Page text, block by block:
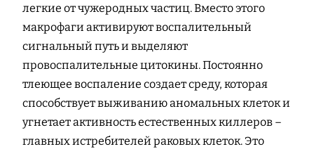
легкие от чужеродных частиц. Вместо этого
макрофаги активируют воспалительный
сигнальный путь и выделяют
провоспалительные цитокины. Постоянно
тлеющее воспаление создает среду, которая
способствует выживанию аномальных клеток и
угнетает активность естественных киллеров –
главных истребителей раковых клеток. Это